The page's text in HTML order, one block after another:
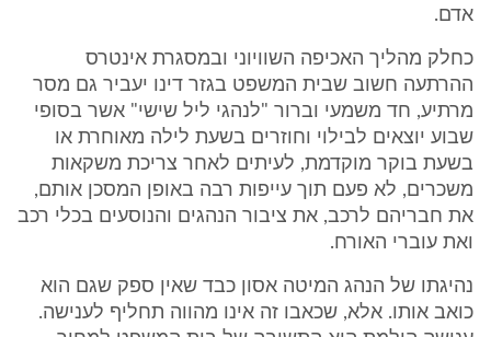
אדם.
כחלק מהליך האכיפה השוויוני ובמסגרת אינטרס
ההרתעה חשוב שבית המשפט בגזר דינו יעביר גם מסר
מרתיע, חד משמעי וברור "לנהגי ליל שישי" אשר בסופי
שבוע יוצאים לבילוי וחוזרים בשעת לילה מאוחרת או
בשעת בוקר מוקדמת, לעיתים לאחר צריכת משקאות
משכרים, לא פעם תוך עייפות רבה באופן המסכן אותם,
את חבריהם לרכב, את ציבור הנהגים והנוסעים בכלי רכב
ואת עוברי האורח.
נהיגתו של הנהג המיטה אסון כבד שאין ספק שגם הוא
כואב אותו. אלא, שכאבו זה אינו מהווה תחליף לענישה.